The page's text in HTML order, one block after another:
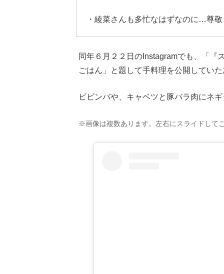
・綾菜さんも多忙なはずなのに…尊
同年６月２２日のInstagramでも、「『
ごはん」と題して手料理を公開してい
ビビンバや、キャベツと豚バラ肉にネ
※画像は複数あります。左右にスライドして